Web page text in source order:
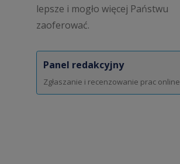
lepsze i mogło więcej Państwu
zaoferować.
Panel redakcyjny
Zgłaszanie i recenzowanie prac online